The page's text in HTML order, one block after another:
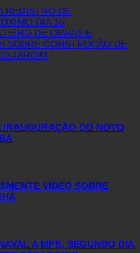
REGISTRO DE
DIA 15
DE OBRAS E
SOBRE CONSTRUÇÃO DE
JARDIM
DO NOVO
VÍDEO SOBRE
A MPB, SEGUNDO DIA